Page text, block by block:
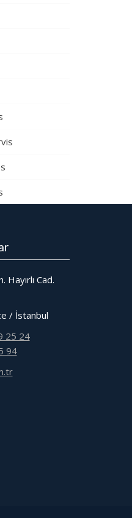
Cad.
/ İstanbul
25 24
94